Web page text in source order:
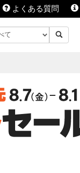
よくある質問